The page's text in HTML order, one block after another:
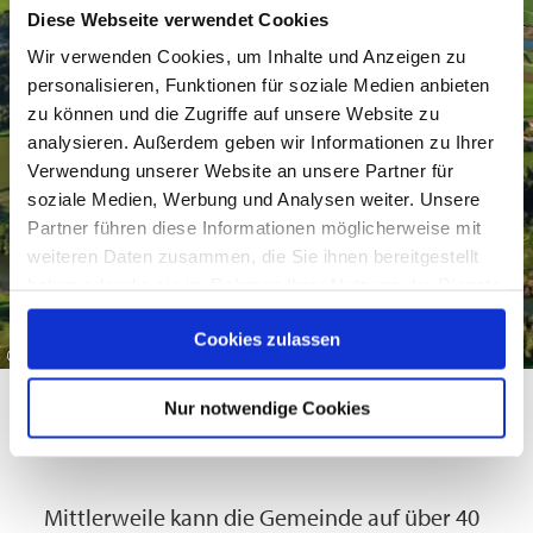
Diese Webseite verwendet Cookies
Wir verwenden Cookies, um Inhalte und Anzeigen zu
personalisieren, Funktionen für soziale Medien anbieten
zu können und die Zugriffe auf unsere Website zu
analysieren. Außerdem geben wir Informationen zu Ihrer
Verwendung unserer Website an unsere Partner für
soziale Medien, Werbung und Analysen weiter. Unsere
Partner führen diese Informationen möglicherweise mit
weiteren Daten zusammen, die Sie ihnen bereitgestellt
gesammelt haben.
Cookies zulassen
Nur notwendige Cookies
Anfang und somit ein nächster Schritt einer
neuen Gemeinde:
landschaftlichen Struktur her gesehene
Gleichartigkeit.
Im Hinblick auf den Fremdenverkehr
erhöhte sich das Angebot der drei
Gemeinden durch die Zusammenlegung
erheblich, wobei es von der neuen
Einheitsgemeinde zentral zu lenken sein
wird.
Ein entscheidender Schritt zur Erhaltung der
Landschaft ist in der Zusammenfassung der
Planung für die drei Gemeindegebiete durch
die neue Einheitsgemeinde zu sehen. Dies
und Gewerbegebiete, als auch für die
©
Die Einheitsgemeinde Seeon-Seebruck
wie sie heute ist.
Mittlerweile kann die Gemeinde auf über 40